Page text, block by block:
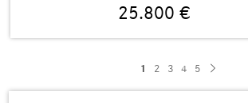
25.800 €
1 2 3 4 5